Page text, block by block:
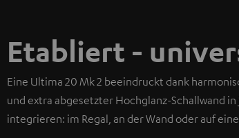
Etabliert -
Eine Ultima 20 Mk 2 beeindruckt dank
und extra abgesetzter Hochglanz-Schallwand
integrieren: im Regal, an der Wand oder auf